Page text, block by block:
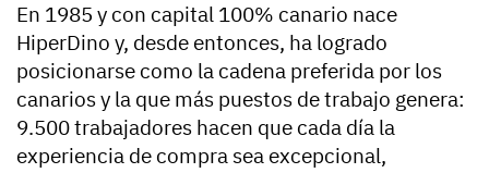
En 1985 y con capital 100% canario nace
HiperDino y, desde entonces, ha logrado
posicionarse como la cadena preferida por los
canarios y la que más puestos de trabajo genera:
9.500 trabajadores hacen que cada día la
experiencia de compra sea excepcional,